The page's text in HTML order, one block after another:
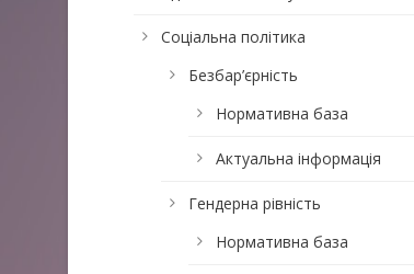
Соціальна політика
Безбар’єрність
Нормативна база
Актуальна інформація
Гендерна рівність
Нормативна база